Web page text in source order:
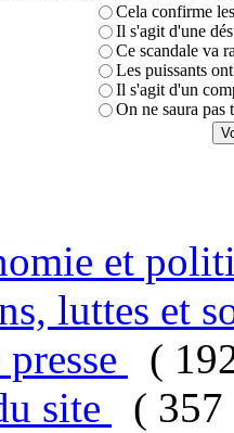
Cela confirme
Il s'agit d'une
Ce scandale va
Les puissants
Il s'agit d'un
On ne saura pas
et
luttes et
(
site
( 357